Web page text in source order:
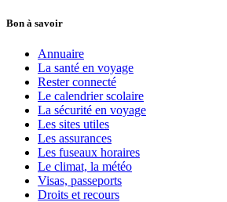
Bon à savoir
Annuaire
La santé en voyage
Rester connecté
Le calendrier scolaire
La sécurité en voyage
Les sites utiles
Les assurances
Les fuseaux horaires
Le climat, la météo
Visas, passeports
Droits et recours